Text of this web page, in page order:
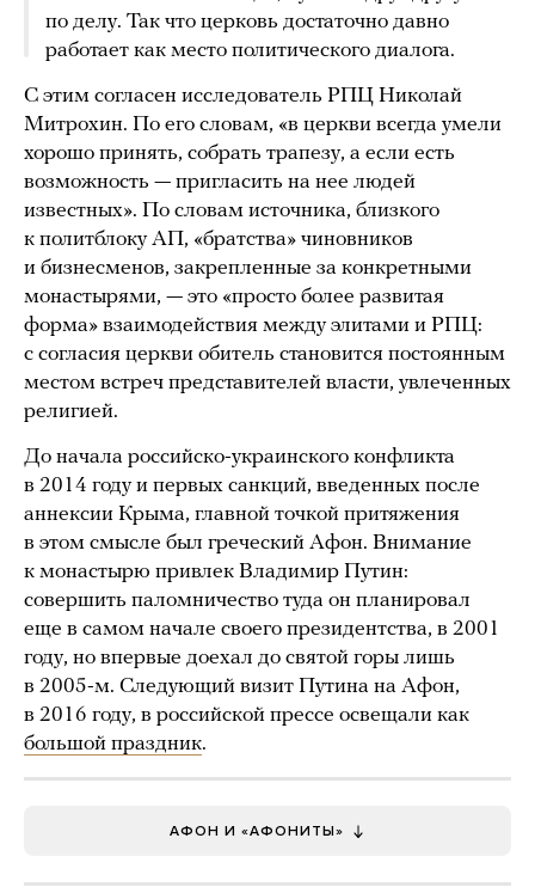
по делу. Так что церковь достаточно давно
работает как место политического диалога.
С этим согласен исследователь РПЦ Николай
Митрохин. По его словам, «в церкви всегда умели
хорошо принять, собрать трапезу, а если есть
возможность — пригласить на нее людей
известных». По словам источника, близкого
к политблоку АП, «братства» чиновников
и бизнесменов, закрепленные за конкретными
монастырями, — это «просто более развитая
форма» взаимодействия между элитами и РПЦ:
с согласия церкви обитель становится постоянным
местом встреч представителей власти, увлеченных
религией.
До начала российско-украинского конфликта
в 2014 году и первых санкций, введенных после
аннексии Крыма, главной точкой притяжения
в этом смысле был греческий Афон. Внимание
к монастырю привлек Владимир Путин:
совершить паломничество туда он планировал
еще в самом начале своего президентства, в 2001
году, но впервые доехал до святой горы лишь
в 2005-м. Следующий визит Путина на Афон,
в 2016 году, в российской прессе освещали как
большой праздник.
АФОН И «АФОНИТЫ»